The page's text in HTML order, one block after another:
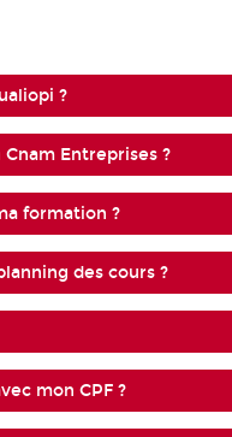
?
Entreprises ?
formation ?
des cours ?
mon CPF ?